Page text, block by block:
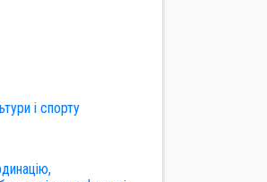
і спорту